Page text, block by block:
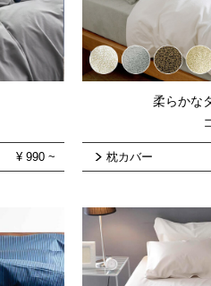
¥ 990~
柔らかな
枕カバー